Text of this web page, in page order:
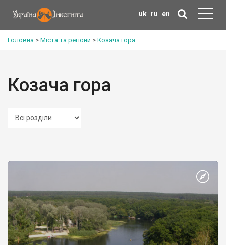
uk ru en
Головна > Міста та регіони > Козача гора
Козача гора